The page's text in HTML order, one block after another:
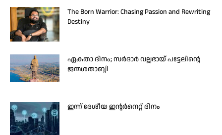
The Born Warrior: Chasing Passion and Rewriting
Destiny
ഏകതാ ദിനം; സർദാർ വല്ലഭായ് പട്ടേലിന്റെ
ജന്മശതാബ്ദി
ഇന്ന് ദേശീയ ഇന്റർനെറ്റ് ദിനം